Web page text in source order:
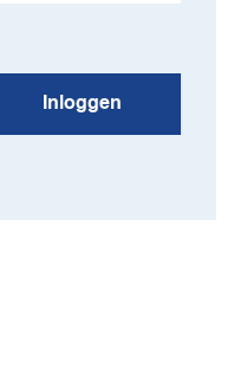
Inloggen